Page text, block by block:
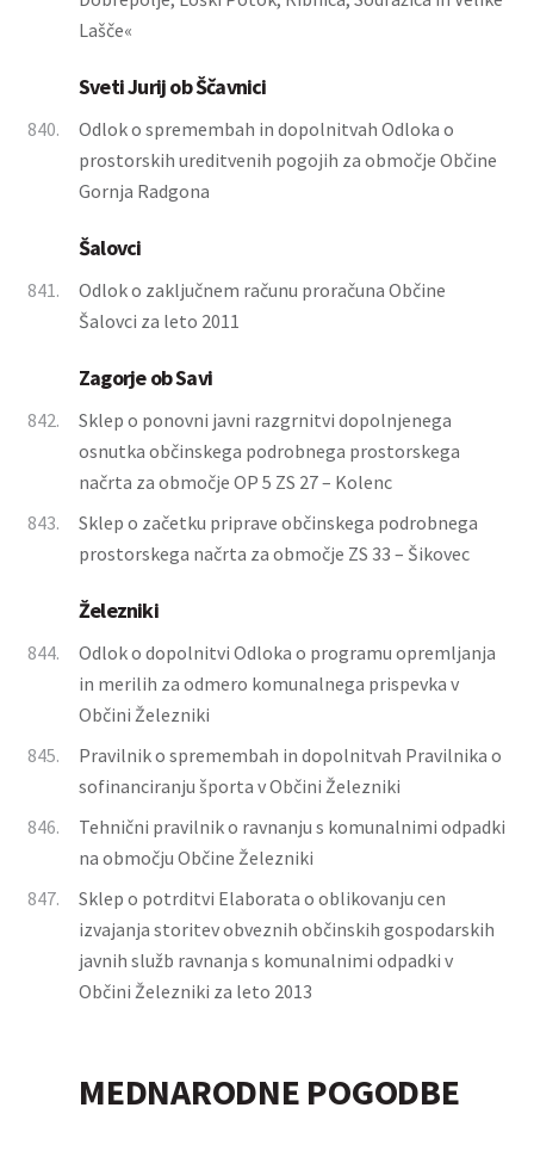
Lašče«
Sveti Jurij ob Ščavnici
840.
Odlok o spremembah in dopolnitvah Odloka o
prostorskih ureditvenih pogojih za območje Občine
Gornja Radgona
Šalovci
841.
Odlok o zaključnem računu proračuna Občine
Šalovci za leto 2011
Zagorje ob Savi
842.
Sklep o ponovni javni razgrnitvi dopolnjenega
osnutka občinskega podrobnega prostorskega
načrta za območje OP 5 ZS 27 – Kolenc
843.
Sklep o začetku priprave občinskega podrobnega
prostorskega načrta za območje ZS 33 – Šikovec
Železniki
844.
Odlok o dopolnitvi Odloka o programu opremljanja
in merilih za odmero komunalnega prispevka v
Občini Železniki
845.
Pravilnik o spremembah in dopolnitvah Pravilnika o
sofinanciranju športa v Občini Železniki
846.
Tehnični pravilnik o ravnanju s komunalnimi odpadki
na območju Občine Železniki
847.
Sklep o potrditvi Elaborata o oblikovanju cen
izvajanja storitev obveznih občinskih gospodarskih
javnih služb ravnanja s komunalnimi odpadki v
Občini Železniki za leto 2013
MEDNARODNE POGODBE